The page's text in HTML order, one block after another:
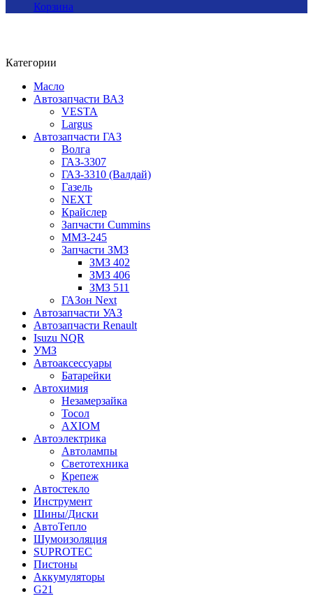
Корзина
Категории
Масло
Автозапчасти ВАЗ
VESTA
Largus
Автозапчасти ГАЗ
Волга
ГАЗ-3307
ГАЗ-3310 (Валдай)
Газель
NEXT
Крайслер
Запчасти Cummins
ММЗ-245
Запчасти ЗМЗ
ЗМЗ 402
ЗМЗ 406
ЗМЗ 511
ГАЗон Next
Автозапчасти УАЗ
Автозапчасти Renault
Isuzu NQR
УМЗ
Автоаксессуары
Батарейки
Автохимия
Незамерзайка
Тосол
AXIOM
Автоэлектрика
Автолампы
Светотехника
Крепеж
Автостекло
Инструмент
Шины/Диски
АвтоТепло
Шумоизоляция
SUPROTEC
Пистоны
Аккумуляторы
G21